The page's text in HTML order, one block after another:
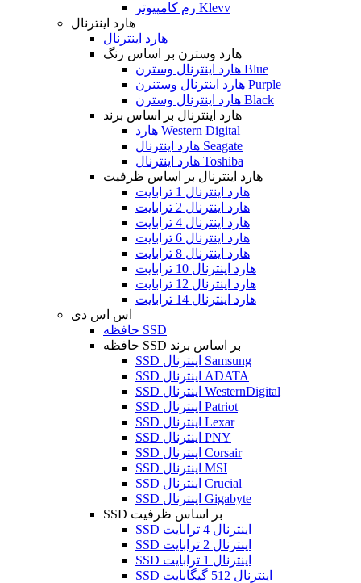
رم کامپیوتر Klevv
هارد اینترنال
هارد اینترنال
هارد وسترن بر اساس رنگ
هارد اینترنال وسترن Blue
هارد اینترنال وستنرن Purple
هارد اینترنال وسترن Black
هارد اینترنال بر اساس برند
هارد Western Digital
هارد اینترنال Seagate
هارد اینترنال Toshiba
هارد اینترنال بر اساس ظرفیت
هارد اینترنال 1 ترابایت
هارد اینترنال 2 ترابایت
هارد اینترنال 4 ترابایت
هارد اینترنال 6 ترابایت
هارد اینترنال 8 ترابایت
هارد اینترنال 10 ترابایت
هارد اینترنال 12 ترابایت
هارد اینترنال 14 ترابایت
اس اس دی
حافظه SSD
حافظه SSD بر اساس برند
SSD اینترنال Samsung
SSD اینترنال ADATA
SSD اینترنال WesternDigital
SSD اینترنال Patriot
SSD اینترنال Lexar
SSD اینترنال PNY
SSD اینترنال Corsair
SSD اینترنال MSI
SSD اینترنال Crucial
SSD اینترنال Gigabyte
SSD بر اساس ظرفیت
SSD اینترنال 4 ترابایت
SSD اینترنال 2 ترابایت
SSD اینترنال 1 ترابایت
SSD اینترنال 512 گیگابایت